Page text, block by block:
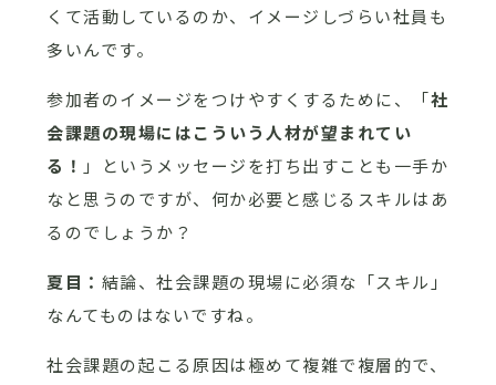
くて活動しているのか、イメージしづらい社員も
多いんです。
参加者のイメージをつけやすくするために、「社
会課題の現場にはこういう人材が望まれてい
る！ 」というメッセージを打ち出すことも一手か
なと思うのですが、何か必要と感じるスキルはあ
るのでしょうか？
夏目： 結論、社会課題の現場に必須な「スキル」
なんてものはないですね。
社会課題の起こる原因は極めて複雑で複層的で、